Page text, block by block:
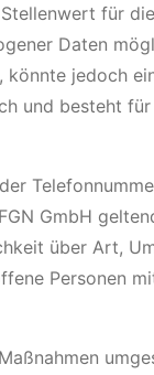
für
Daten
könnte jedoch
und besteht
GmbH
über Art,
Personen